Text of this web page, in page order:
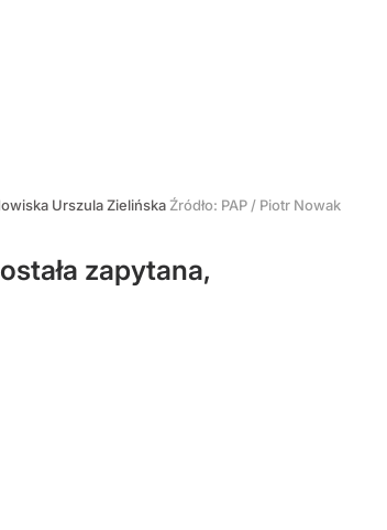
Urszula Zielińska Źródło: PAP / Piotr Nowak
zapytana,